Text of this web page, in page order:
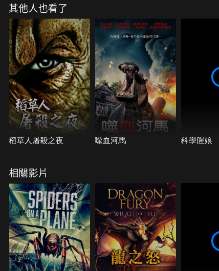
外星生物襲擊，她被迫躲在一個廢棄的舊軍營區中等
待救援，卻遇上致命危機。
其他人也看了
稻草人屠殺之夜 噬血河馬 科學腥娘
相關影片